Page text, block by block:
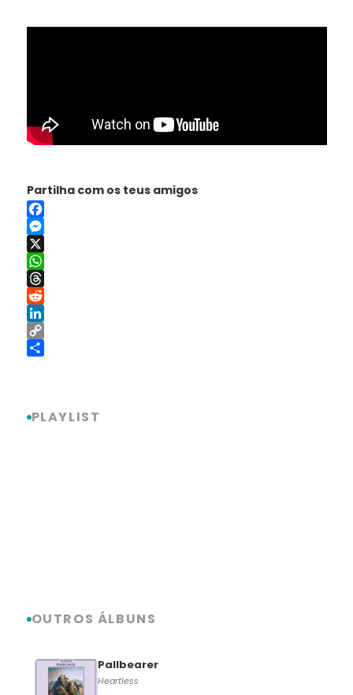
Partilha com os teus amigos
Facebook
Messenger
X
WhatsApp
Threads
Reddit
LinkedIn
Copy
PLAYLIST
OUTROS ÁLBUNS
Pallbearer
Heartless